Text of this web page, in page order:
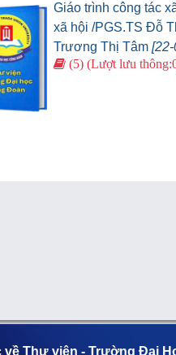
Giáo trình công tác
xã hội /PGS.TS Đỗ
Trương Thị Tâm[22-
(5) (Lượt lưu
về Thư viện - Trường Đại